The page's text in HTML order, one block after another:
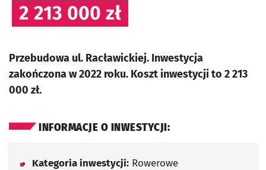
2 213 000 zł
Przebudowa ul. Racławickiej. Inwestycja
zakończona w 2022 roku. Koszt inwestycji to 2 213
000 zł.
INFORMACJE O INWESTYCJI:
Kategoria inwestycji: Rowerowe